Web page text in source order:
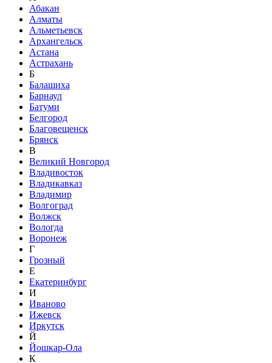
Абакан
Алматы
Альметьевск
Архангельск
Астана
Астрахань
Б
Балашиха
Барнаул
Батуми
Белгород
Благовещенск
Брянск
В
Великий Новгород
Владивосток
Владикавказ
Владимир
Волгоград
Волжск
Вологда
Воронеж
Г
Грозный
Е
Екатеринбург
И
Иваново
Ижевск
Иркутск
Й
Йошкар-Ола
К